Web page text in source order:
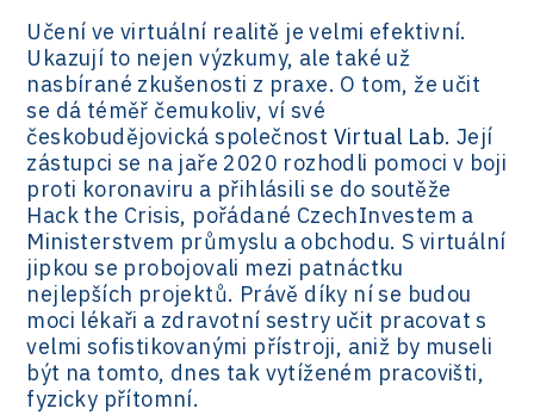
Učení ve virtuální realitě je velmi efektivní.
Ukazují to nejen výzkumy, ale také už
nasbírané zkušenosti z praxe. O tom, že učit
se dá téměř čemukoliv, ví své
českobudějovická společnost Virtual Lab. Její
zástupci se na jaře 2020 rozhodli pomoci v boji
proti koronaviru a přihlásili se do soutěže
Hack the Crisis, pořádané CzechInvestem a
Ministerstvem průmyslu a obchodu. S virtuální
jipkou se probojovali mezi patnáctku
nejlepších projektů. Právě díky ní se budou
moci lékaři a zdravotní sestry učit pracovat s
velmi sofistikovanými přístroji, aniž by museli
být na tomto, dnes tak vytíženém pracovišti,
fyzicky přítomní.